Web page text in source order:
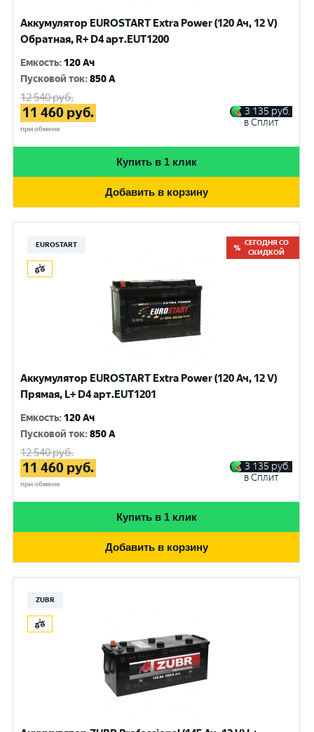
Аккумулятор EUROSTART Extra Power (120 Ач, 12 V)
Обратная, R+ D4 арт.EUT1200
Емкость: 120 Ач
Пусковой ток:850 A
12 540руб.
11 460 руб.
при обмене
3 135 руб.
в Сплит
Купить в 1 клик
Добавить в корзину
EUROSTART
СЕГОДНЯ СО
СКИДКОЙ
Аккумулятор EUROSTART Extra Power (120 Ач, 12 V)
Прямая, L+ D4 арт.EUT1201
Емкость: 120 Ач
Пусковой ток:850 A
12 540руб.
11 460 руб.
при обмене
3 135 руб.
в Сплит
Купить в 1 клик
Добавить в корзину
ZUBR